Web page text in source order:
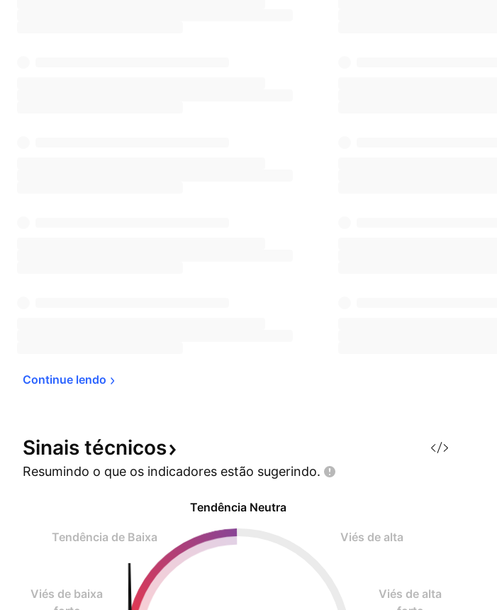
Continue lendo
Sinais técnicos
Resumindo o que os indicadores estão sugerindo.
Tendência Neutra
Tendência de Baixa Viés de alta
Viés de baixa
Viés de alta